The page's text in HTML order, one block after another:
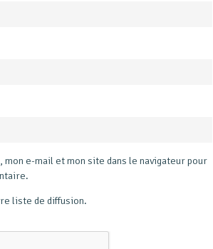
e-mail et mon site dans le navigateur pour
liste de diffusion.